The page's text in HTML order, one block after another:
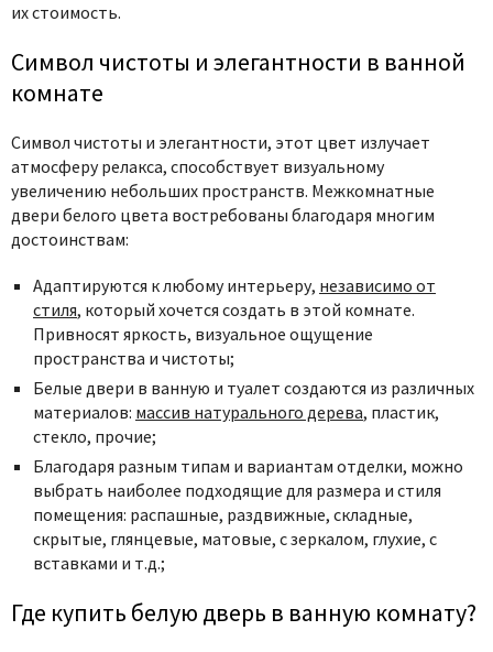
их стоимость.
Символ чистоты и элегантности в ванной
комнате
Символ чистоты и элегантности, этот цвет излучает
атмосферу релакса, способствует визуальному
увеличению небольших пространств. Межкомнатные
двери белого цвета востребованы благодаря многим
достоинствам:
Адаптируются к любому интерьеру, независимо от
стиля, который хочется создать в этой комнате.
Привносят яркость, визуальное ощущение
пространства и чистоты;
Белые двери в ванную и туалет создаются из различных
материалов: массив натурального дерева, пластик,
стекло, прочие;
Благодаря разным типам и вариантам отделки, можно
выбрать наиболее подходящие для размера и стиля
помещения: распашные, раздвижные, складные,
скрытые, глянцевые, матовые, с зеркалом, глухие, с
вставками и т.д.;
Где купить белую дверь в ванную комнату?